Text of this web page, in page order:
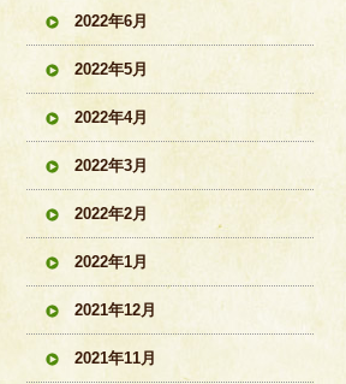
2022年6月
2022年5月
2022年4月
2022年3月
2022年2月
2022年1月
2021年12月
2021年11月